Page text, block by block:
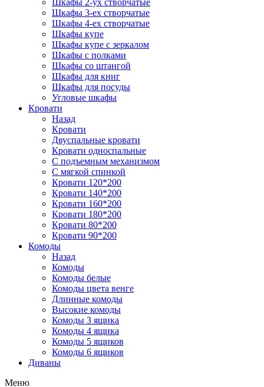
Шкафы 2-ух створчатые
Шкафы 3-ех створчатые
Шкафы 4-ех створчатые
Шкафы купе
Шкафы купе с зеркалом
Шкафы с полками
Шкафы со штангой
Шкафы для книг
Шкафы для посуды
Угловые шкафы
Кровати
Назад
Кровати
Двуспальные кровати
Кровати односпальные
С подъемным механизмом
С мягкой спинкой
Кровати 120*200
Кровати 140*200
Кровати 160*200
Кровати 180*200
Кровати 80*200
Кровати 90*200
Комоды
Назад
Комоды
Комоды белые
Комоды цвета венге
Длинные комоды
Высокие комоды
Комоды 3 ящика
Комоды 4 ящика
Комоды 5 ящиков
Комоды 6 ящиков
Диваны
Меню